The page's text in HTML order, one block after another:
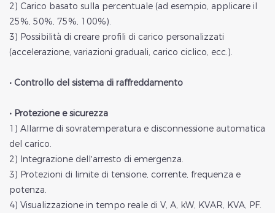
2) Carico basato sulla percentuale (ad esempio, applicare il
25%, 50%, 75%, 100%).
3) Possibilità di creare profili di carico personalizzati
(accelerazione, variazioni graduali, carico ciclico, ecc.).
• Controllo del sistema di raffreddamento
• Protezione e sicurezza
1) Allarme di sovratemperatura e disconnessione automatica
del carico.
2) Integrazione dell'arresto di emergenza.
3) Protezioni di limite di tensione, corrente, frequenza e
potenza.
4) Visualizzazione in tempo reale di V, A, kW, KVAR, KVA, PF.